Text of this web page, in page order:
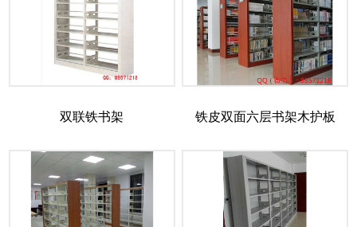
双联铁书架 铁皮双面六层书架木护板